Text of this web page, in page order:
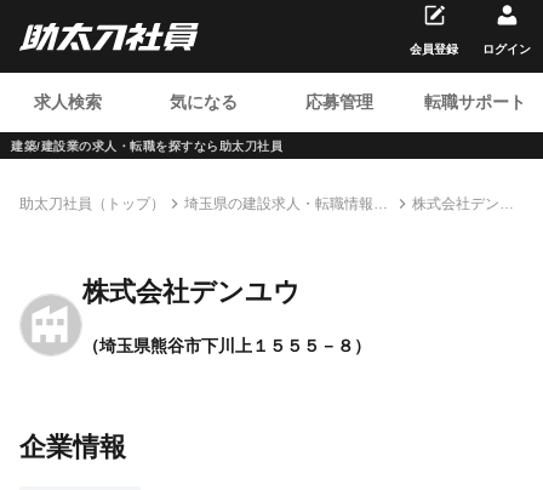
建築/建設業の求人・転職を探すなら助太刀社員
求人検索 気になる 応募管理 転職サポート
会員登録 ログイン
助太刀社員（トップ）
埼玉県の建設求人・転職情報一
株式会社デンユ
株式会社デンユウ
（埼玉県熊谷市下川上１５５５－８）
企業情報